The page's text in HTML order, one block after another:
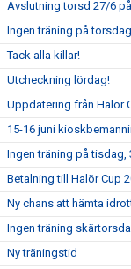
Avslutning torsd 27/6
Ingen träning på
Tack alla killar!
Utcheckning lördag!
Uppdatering från Halör
15-16 juni
Ingen träning på tisdag,
Betalning till Halör Cup
Ny chans att hämta
Ingen träning
Ny träningstid